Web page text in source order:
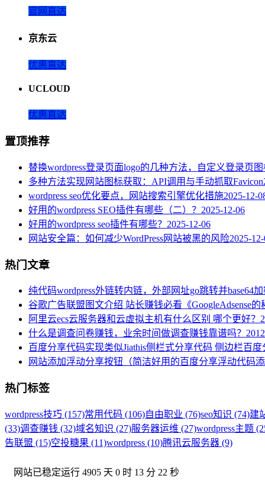
官网直达
京东云
优惠直达
UCLOUD
优惠直达
置顶推荐
替换wordpress登录页面logo的几种方法，自定义登录页
多种方法实现网站图标获取：API调用与手动抓取Favicon
wordpress seo优化要点，网站搜索引擎优化措施2025-12-
好用的wordpress SEO插件有哪些（二）？ 2025-12-06
好用的wordpress seo插件有哪些？ 2025-12-06
网站安全篇：如何减少WordPress网站被黑的风险2025-
热门文章
纯代码wordpress外链转内链，外部网址go跳转并base64加
谷歌广告联盟图文介绍 站长赚钱必看《GoogleAdsense的
阿里云ecs云服务器和云虚拟主机有什么区别 哪个更好？
什么是调查问卷赚钱，业余时间做调查赚钱靠谱吗？
百度分享代码实现类似Jiathis侧栏式分享代码 侧边栏百度
网站添加浮动分享按钮（简洁好用的百度分享浮动代码添
热门标签
wordpress技巧 (157)常用代码 (106)自由职业 (76)seo知识 (74)建
(33)调查赚钱 (32)域名知识 (27)服务器运维 (27)wordpress主题
告联盟 (15)空投糖果 (11)wordpress (10)腾讯云服务器 (9)
网站已稳定运行 4905 天 0 时 13 分 23 秒